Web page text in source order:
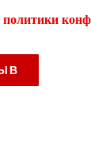
политики